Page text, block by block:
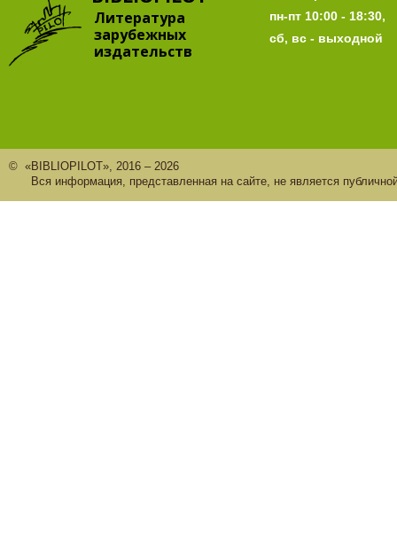
Литература
зарубежных
издательств
пн-пт 10:00 - 18:30,
сб, вс - выходной
© «BIBLIOPILOT», 2016 – 2026
Вся информация, представленная на сайте, не является